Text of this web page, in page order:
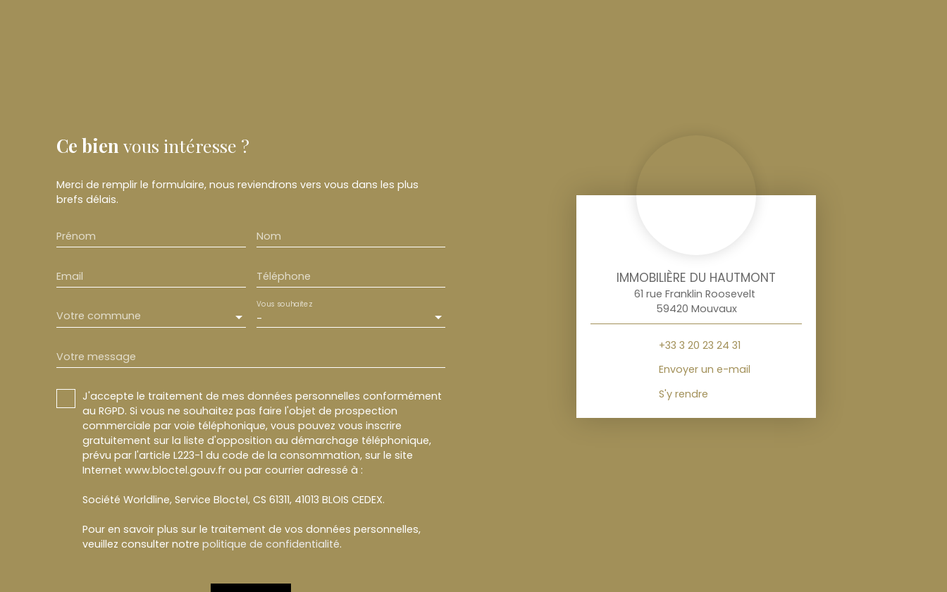
Ce bien vous intéresse ?
Merci de remplir le formulaire, nous reviendrons vers vous dans les plus
brefs délais.
Prénom Nom
Email Téléphone
Votre commune -
Vous souhaitez
Votre message
J'accepte le traitement de mes données personnelles conformément
au RGPD. Si vous ne souhaitez pas faire l'objet de prospection
commerciale par voie téléphonique, vous pouvez vous inscrire
gratuitement sur la liste d'opposition au démarchage téléphonique,
prévu par l'article L223-1 du code de la consommation, sur le site
Internet www.bloctel.gouv.fr ou par courrier adressé à :
Société Worldline, Service Bloctel, CS 61311, 41013 BLOIS CEDEX.
Pour en savoir plus sur le traitement de vos données personnelles,
veuillez consulter notre politique de confidentialité.
IMMOBILIÈRE DU HAUTMONT
61 rue Franklin Roosevelt
59420 Mouvaux
+33 3 20 23 24 31
Envoyer un e-mail
S'y rendre